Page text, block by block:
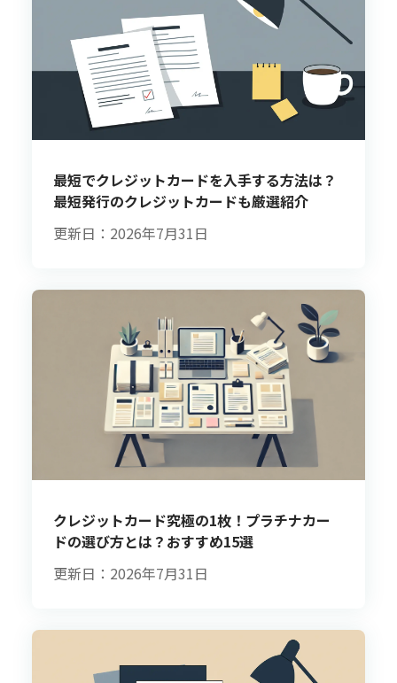
最短でクレジットカードを入手する方法は？
最短発行のクレジットカードも厳選紹介
更新日：2026年7月31日
クレジットカード究極の1枚！プラチナカー
ドの選び方とは？おすすめ15選
更新日：2026年7月31日